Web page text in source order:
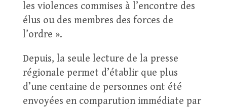
les violences commises à l’encontre des
élus ou des membres des forces de
l’ordre ».
Depuis, la seule lecture de la presse
régionale permet d’établir que plus
d’une centaine de personnes ont été
envoyées en comparution immédiate par